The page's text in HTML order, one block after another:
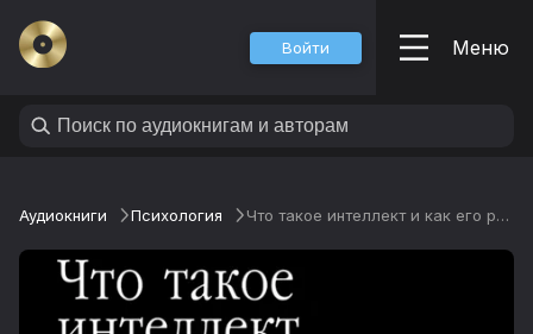
Войти Меню
Аудиокниги Психология Что такое интеллект и как его развивать. Роль образования и традиций